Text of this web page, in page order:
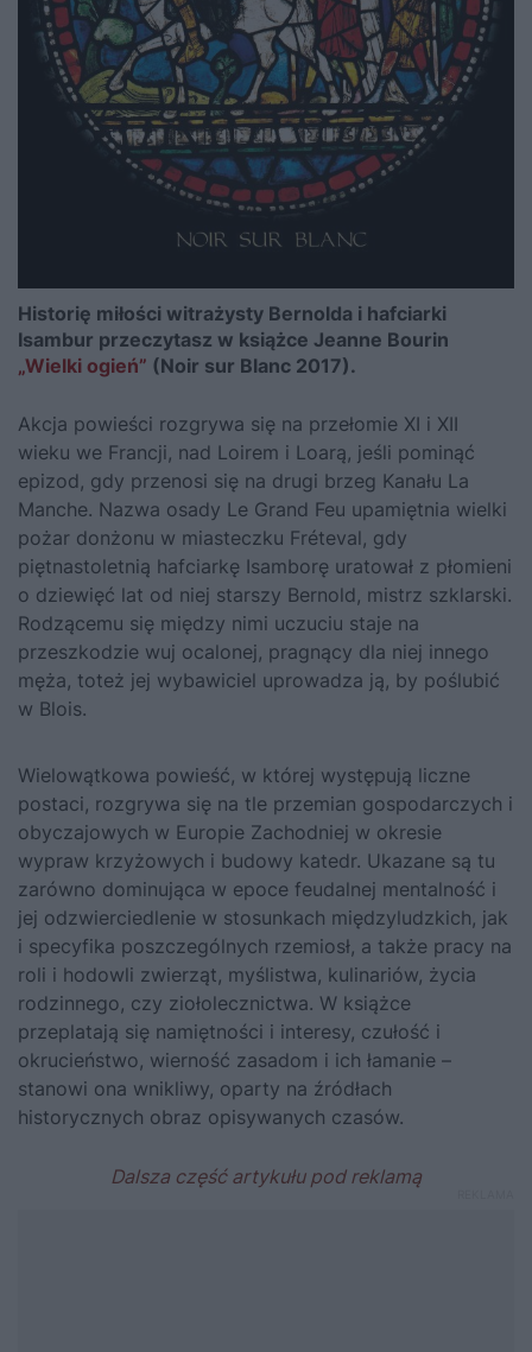
Historię miłości witrażysty Bernolda i hafciarki
Isambur przeczytasz w książce Jeanne Bourin
„Wielki ogień” (Noir sur Blanc 2017).
Akcja powieści rozgrywa się na przełomie XI i XII
wieku we Francji, nad Loirem i Loarą, jeśli pominąć
epizod, gdy przenosi się na drugi brzeg Kanału La
Manche. Nazwa osady Le Grand Feu upamiętnia wielki
pożar donżonu w miasteczku Fréteval, gdy
piętnastoletnią hafciarkę Isamborę uratował z płomieni
o dziewięć lat od niej starszy Bernold, mistrz szklarski.
Rodzącemu się między nimi uczuciu staje na
przeszkodzie wuj ocalonej, pragnący dla niej innego
męża, toteż jej wybawiciel uprowadza ją, by poślubić
w Blois.
Wielowątkowa powieść, w której występują liczne
postaci, rozgrywa się na tle przemian gospodarczych i
obyczajowych w Europie Zachodniej w okresie
wypraw krzyżowych i budowy katedr. Ukazane są tu
zarówno dominująca w epoce feudalnej mentalność i
jej odzwierciedlenie w stosunkach międzyludzkich, jak
i specyfika poszczególnych rzemiosł, a także pracy na
roli i hodowli zwierząt, myślistwa, kulinariów, życia
rodzinnego, czy ziołolecznictwa. W książce
przeplatają się namiętności i interesy, czułość i
okrucieństwo, wierność zasadom i ich łamanie –
stanowi ona wnikliwy, oparty na źródłach
historycznych obraz opisywanych czasów.